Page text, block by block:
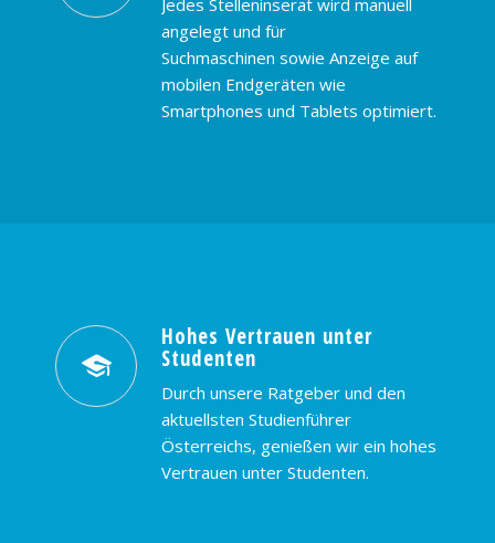
angelegt und für
Suchmaschinen sowie Anzeige auf
mobilen Endgeräten wie
Smartphones und Tablets optimiert.
Hohes Vertrauen unter
Studenten
Durch unsere Ratgeber und den
aktuellsten Studienführer
Österreichs, genießen wir ein hohes
Vertrauen unter Studenten.